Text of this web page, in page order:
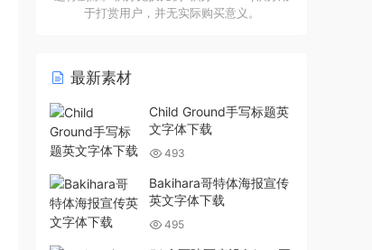
于打赏用户，并无实际购买意义。
最新素材
Child Ground手写标题英
文字体下载
493
Bakihara哥特体海报宣传
英文字体下载
495